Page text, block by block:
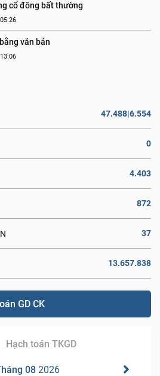
cổ đông bất thường
văn bản
47.488|6.554
0
4.403
872
37
13.657.838
GD CK
Hạch toán TKGD
08 2026